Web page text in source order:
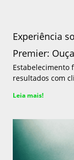
Experiência
Premier:
Estabelecimento
resultados com
Leia mais!